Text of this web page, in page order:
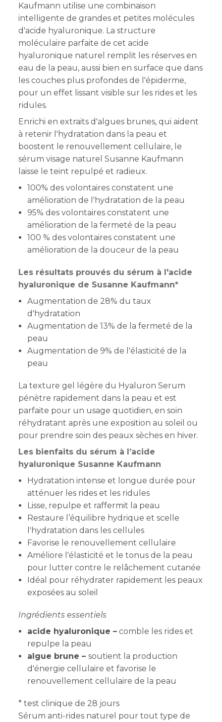
Kaufmann utilise une combinaison
intelligente de grandes et petites molécules
d'acide hyaluronique. La structure
moléculaire parfaite de cet acide
hyaluronique naturel remplit les réserves en
eau de la peau, aussi bien en surface que dans
les couches plus profondes de l'épiderme,
pour un effet lissant visible sur les rides et les
ridules.
Enrichi en extraits d'algues brunes, qui aident
à retenir l'hydratation dans la peau et
boostent le renouvellement cellulaire, le
sérum visage naturel Susanne Kaufmann
laisse le teint repulpé et radieux.
100% des volontaires constatent une
amélioration de l'hydratation de la peau
95% des volontaires constatent une
amélioration de la fermeté de la peau
100 % des volontaires constatent une
amélioration de la douceur de la peau
Les résultats prouvés du sérum à l'acide
hyaluronique de Susanne Kaufmann*
Augmentation de 28% du taux
d'hydratation
Augmentation de 13% de la fermeté de la
peau
Augmentation de 9% de l'élasticité de la
peau
La texture gel légère du Hyaluron Serum
pénètre rapidement dans la peau et est
parfaite pour un usage quotidien, en soin
réhydratant après une exposition au soleil ou
pour prendre soin des peaux sèches en hiver.
Les bienfaits du sérum à l’acide
hyaluronique Susanne Kaufmann
Hydratation intense et longue durée pour
atténuer les rides et les ridules
Lisse, repulpe et raffermit la peau
Restaure l’équilibre hydrique et scelle
l'hydratation dans les cellules
Favorise le renouvellement cellulaire
Améliore l'élasticité et le tonus de la peau
pour lutter contre le relâchement cutanée
Idéal pour réhydrater rapidement les peaux
exposées au soleil
Ingrédients essentiels
acide hyaluronique – comble les rides et
repulpe la peau
algue brune – soutient la production
d'énergie cellulaire et favorise le
renouvellement cellulaire de la peau
* test clinique de 28 jours
Sérum anti-rides naturel pour tout type de